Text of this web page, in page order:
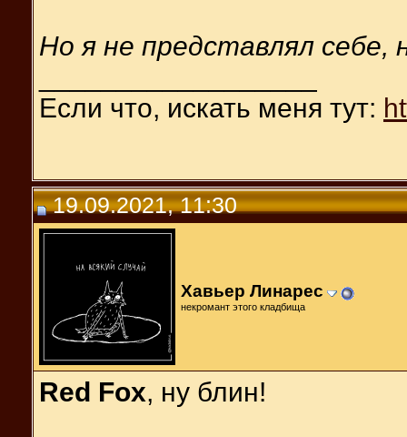
Но я не представлял себе,
Если что, искать меня тут:
19.09.2021, 11:30
Хавьер Линарес
некромант этого кладбища
Red Fox, ну блин!